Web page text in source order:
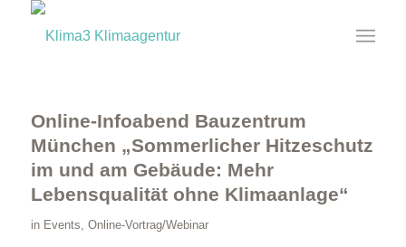
Online-Infoabend Bauzentrum
München „Sommerlicher Hitzeschutz
im und am Gebäude: Mehr
Lebensqualität ohne Klimaanlage“
in Events, Online-Vortrag/Webinar